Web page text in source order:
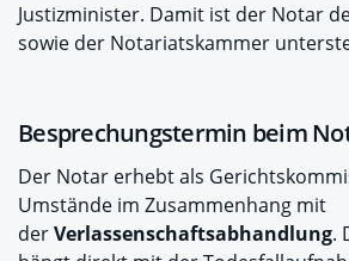
Justizminister. Damit ist der Notar
sowie der Notariatskammer
Besprechungstermin beim
Der Notar erhebt als
Umstände im Zusammenhang mit
derVerlassenschaftsabhandlung.